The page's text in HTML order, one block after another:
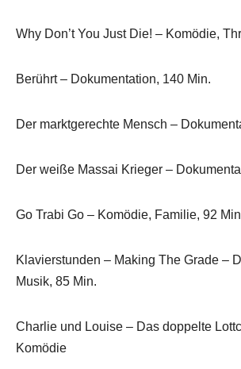
Why Don’t You Just Die! – Komödie,
Berührt – Dokumentation, 140 Min.
Der marktgerechte Mensch –
Der weiße Massai Krieger –
Go Trabi Go – Komödie, Familie, 92
Klavierstunden – Making The Grade –
Musik, 85 Min.
Charlie und Louise – Das doppelte
Komödie